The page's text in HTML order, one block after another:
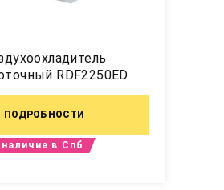
RDF2250ED
ПОДРОБНОСТИ
наличие в Спб